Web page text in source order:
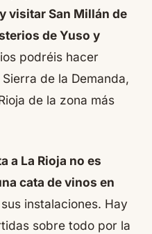
visitar San Millán de
de Yuso y
podréis hacer
de la Demanda,
de la zona más
a La Rioja no es
cata de vinos en
instalaciones. Hay
sobre todo por la